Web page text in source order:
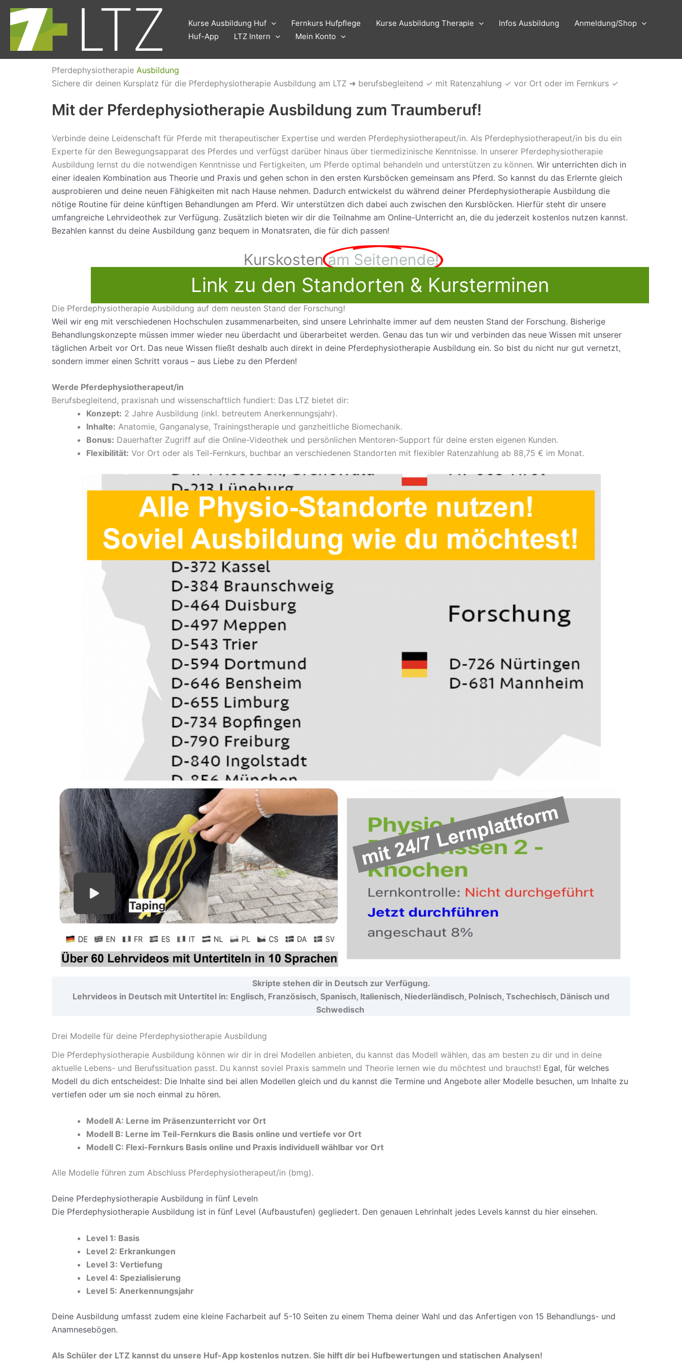
Zum
springen
Kurse Ausbildung Huf Fernkurs Hufpflege Kurse Ausbildung Therapie Infos Ausbildung
Anmeldung/Shop
Huf-App
LTZ Intern Mein Konto
Pferdephysiotherapie Ausbildung
Sichere dir deinen Kursplatz für die Pferdephysiotherapie Ausbildung am LTZ ➜ berufsbegleitend ✓ mit Ratenzahlung ✓ vor Ort oder im Fernkurs ✓
Mit der Pferdephysiotherapie Ausbildung zum Traumberuf!
Verbinde deine Leidenschaft für Pferde mit therapeutischer Expertise und werden Pferdephysiotherapeut/in. Als Pferdephysiotherapeut/in bis du ein
Experte für den Bewegungsapparat des Pferdes und verfügst darüber hinaus über tiermedizinische Kenntnisse. In unserer Pferdephysiotherapie
Ausbildung lernst du die notwendigen Kenntnisse und Fertigkeiten, um Pferde optimal behandeln und unterstützen zu können. Wir unterrichten dich in
einer idealen Kombination aus Theorie und Praxis und gehen schon in den ersten Kursböcken gemeinsam ans Pferd. So kannst du das Erlernte gleich
ausprobieren und deine neuen Fähigkeiten mit nach Hause nehmen. Dadurch entwickelst du während deiner Pferdephysiotherapie Ausbildung die
nötige Routine für deine künftigen Behandlungen am Pferd. Wir unterstützen dich dabei auch zwischen den Kursblöcken. Hierfür steht dir unsere
umfangreiche Lehrvideothek zur Verfügung. Zusätzlich bieten wir dir die Teilnahme am Online-Unterricht an, die du jederzeit kostenlos nutzen kannst.
Bezahlen kannst du deine Ausbildung ganz bequem in Monatsraten, die für dich passen!
Kurskosten am Seitenende!
Link zu den Standorten & Kursterminen
Die Pferdephysiotherapie Ausbildung auf dem neusten Stand der Forschung!
Weil wir eng mit verschiedenen Hochschulen zusammenarbeiten, sind unsere Lehrinhalte immer auf dem neusten Stand der Forschung. Bisherige
Behandlungskonzepte müssen immer wieder neu überdacht und überarbeitet werden. Genau das tun wir und verbinden das neue Wissen mit unserer
täglichen Arbeit vor Ort. Das neue Wissen fließt deshalb auch direkt in deine Pferdephysiotherapie Ausbildung ein. So bist du nicht nur gut vernetzt,
sondern immer einen Schritt voraus – aus Liebe zu den Pferden!
Werde Pferdephysiotherapeut/in
Berufsbegleitend, praxisnah und wissenschaftlich fundiert: Das LTZ bietet dir:
Konzept: 2 Jahre Ausbildung (inkl. betreutem Anerkennungsjahr).
Inhalte: Anatomie, Ganganalyse, Trainingstherapie und ganzheitliche Biomechanik.
Bonus: Dauerhafter Zugriff auf die Online-Videothek und persönlichen Mentoren-Support für deine ersten eigenen Kunden.
Flexibilität: Vor Ort oder als Teil-Fernkurs, buchbar an verschiedenen Standorten mit flexibler Ratenzahlung ab 88,75 € im Monat.
Skripte stehen dir in Deutsch zur Verfügung.
Lehrvideos in Deutsch mit Untertitel in: Englisch, Französisch, Spanisch, Italienisch, Niederländisch, Polnisch, Tschechisch, Dänisch und
Schwedisch
Drei Modelle für deine Pferdephysiotherapie Ausbildung
Die Pferdephysiotherapie Ausbildung können wir dir in drei Modellen anbieten, du kannst das Modell wählen, das am besten zu dir und in deine
aktuelle Lebens- und Berufssituation passt. Du kannst soviel Praxis sammeln und Theorie lernen wie du möchtest und brauchst! Egal, für welches
Modell du dich entscheidest: Die Inhalte sind bei allen Modellen gleich und du kannst die Termine und Angebote aller Modelle besuchen, um Inhalte zu
vertiefen oder um sie noch einmal zu hören.
Modell A: Lerne im Präsenzunterricht vor Ort
Modell B: Lerne im Teil-Fernkurs die Basis online und vertiefe vor Ort
Modell C: Flexi-Fernkurs Basis online und Praxis individuell wählbar vor Ort
Alle Modelle führen zum Abschluss Pferdephysiotherapeut/in (bmg).
Deine Pferdephysiotherapie Ausbildung in fünf Leveln
Die Pferdephysiotherapie Ausbildung ist in fünf Level (Aufbaustufen) gegliedert. Den genauen Lehrinhalt jedes Levels kannst du hier einsehen.
Level 1: Basis
Level 2: Erkrankungen
Level 3: Vertiefung
Level 4: Spezialisierung
Level 5: Anerkennungsjahr
Deine Ausbildung umfasst zudem eine kleine Facharbeit auf 5-10 Seiten zu einem Thema deiner Wahl und das Anfertigen von 15 Behandlungs- und
Anamnesebögen.
Als Schüler der LTZ kannst du unsere Huf-App kostenlos nutzen. Sie hilft dir bei Hufbewertungen und statischen Analysen!